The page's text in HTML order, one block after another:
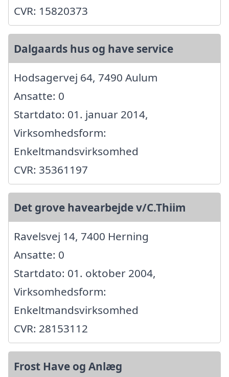
CVR: 15820373
Dalgaards hus og have service
Hodsagervej 64, 7490 Aulum
Ansatte: 0
Startdato: 01. januar 2014,
Virksomhedsform:
Enkeltmandsvirksomhed
CVR: 35361197
Det grove havearbejde v/C.Thiim
Ravelsvej 14, 7400 Herning
Ansatte: 0
Startdato: 01. oktober 2004,
Virksomhedsform:
Enkeltmandsvirksomhed
CVR: 28153112
Frost Have og Anlæg